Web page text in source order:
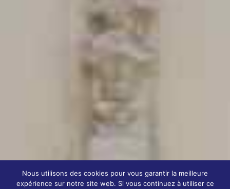
Nous utilisons des cookies pour vous garantir la meilleure
expérience sur notre site web. Si vous continuez à utiliser ce